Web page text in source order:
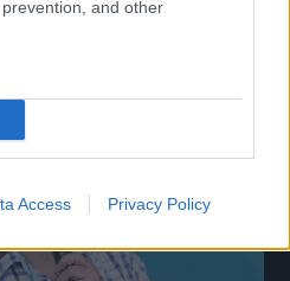
and other
Access Privacy Policy
2026.07.22.